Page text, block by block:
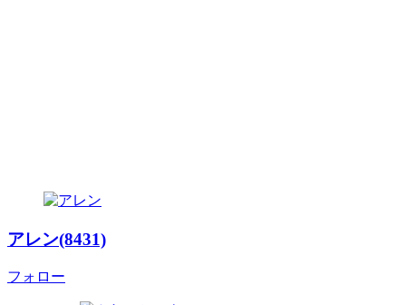
アレン(8431)
フォロー